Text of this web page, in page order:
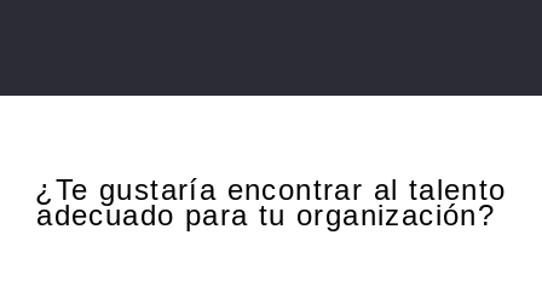
¿Te gustaría encontrar al talento
adecuado para tu organización?